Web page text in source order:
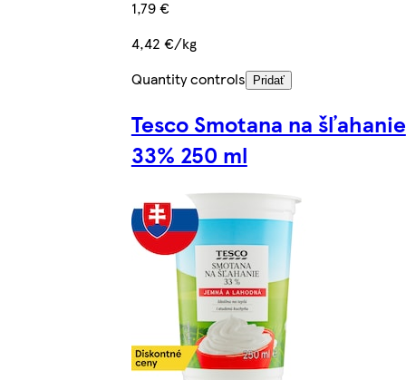
1,79 €
4,42 €/kg
Quantity controls
Pridať
Tesco Smotana na šľahanie
33% 250 ml